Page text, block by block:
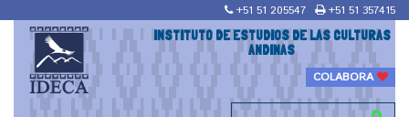
+51 51 205547 +51 51 357415
INSTITUTO DE ESTUDIOS DE LAS CULTURAS
ANDINAS
COLABORA